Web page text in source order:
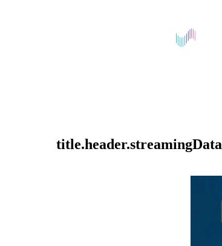
title.header.streamingData